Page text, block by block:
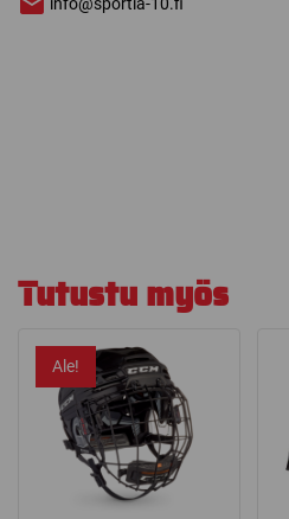
Tutustu myös
Ale!